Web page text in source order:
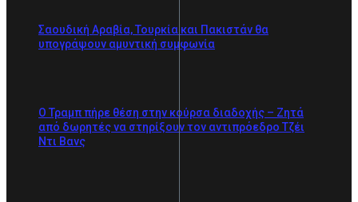
Σαουδική Αραβία, Τουρκία και Πακιστάν θα
υπογράψουν αμυντική συμφωνία
Ο Τραμπ πήρε θέση στην κούρσα διαδοχής – Ζητά
από δωρητές να στηρίξουν τον αντιπρόεδρο Τζέι
Ντι Βανς